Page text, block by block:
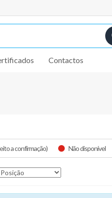
Contactos
a confirmação) Não disponível